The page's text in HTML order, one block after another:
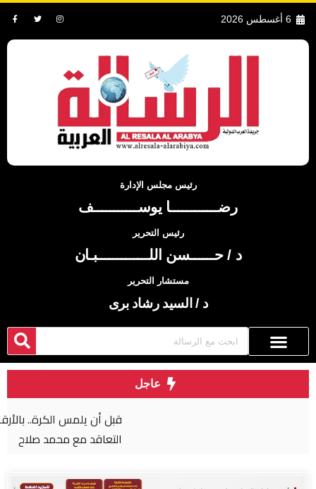
6 أغسطس 2026
رئيس مجلس الإدارة
رضــــــــــــا يوســـــــــــف
رئيس التحرير
د / حــــــسن اللـــــــــــــبـان
مستشار التحرير
د / السيد رشاد برى
عاجل
قبل أن يلمس الكرة.. بالأرقام طرابزون يحصد ثمار